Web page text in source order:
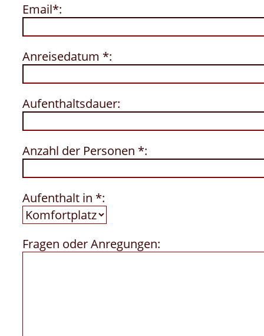
Email*:
Anreisedatum *:
Aufenthaltsdauer:
Anzahl der Personen *:
Aufenthalt in *:
Fragen oder Anregungen: